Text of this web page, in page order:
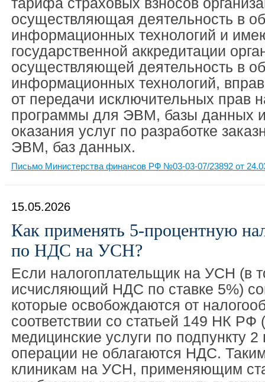
осуществляющая деятельность в
информационных технологий и
государственной аккредитации
осуществляющей деятельность в
информационных технологий,
от передачи исключительных прав
программы для ЭВМ, базы данных
оказания услуг по разработке
ЭВМ, баз данных.
Письмо Министерства финансов РФ №03-03-07/23892 от
15.05.2026
Как применять 5-процентную
по НДС на УСН?
Если налогоплательщик на УСН (в
исчисляющий НДС по ставке 5%)
которые освобождаются от
соответствии со статьей 149 НК РФ
медицинские услуги по подпункту 2
операции не облагаются НДС.
клиникам на УСН, применяющим